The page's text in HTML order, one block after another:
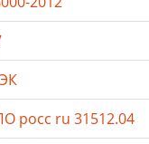
росс ru 31512.04